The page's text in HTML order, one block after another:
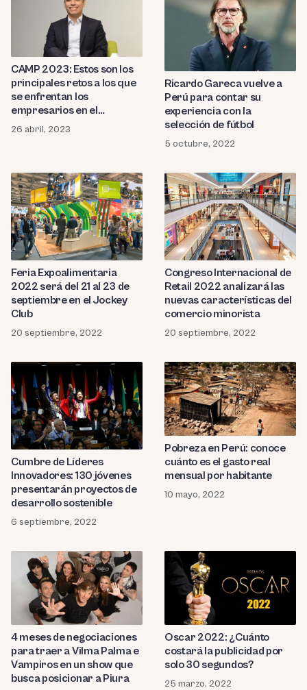
CAMP 2023: Estos son los
principales retos a los que
se enfrentan los
empresarios en el
mercado peruano
26 abril, 2023
Ricardo Gareca vuelve a
Perú para contar su
experiencia con la
selección de fútbol
5 octubre, 2022
Feria Expoalimentaria
2022 será del 21 al 23 de
septiembre en el Jockey
Club
20 septiembre, 2022
Congreso Internacional de
Retail 2022 analizará las
nuevas características del
comercio minorista
20 septiembre, 2022
Cumbre de Líderes
Innovadores: 130 jóvenes
presentarán proyectos de
desarrollo sostenible
6 septiembre, 2022
Pobreza en Perú: conoce
cuánto es el gasto real
mensual por habitante
10 mayo, 2022
4 meses de negociaciones
para traer a Vilma Palma e
Vampiros en un show que
busca posicionar a Piura
Oscar 2022: ¿Cuánto
costará la publicidad por
solo 30 segundos?
25 marzo, 2022